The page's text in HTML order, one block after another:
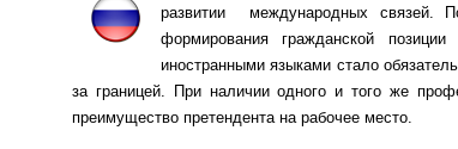
развитии международных связей.
формирования гражданской
иностранными языками стало
за границей. При наличии одного и того же
преимущество претендента на рабочее место.